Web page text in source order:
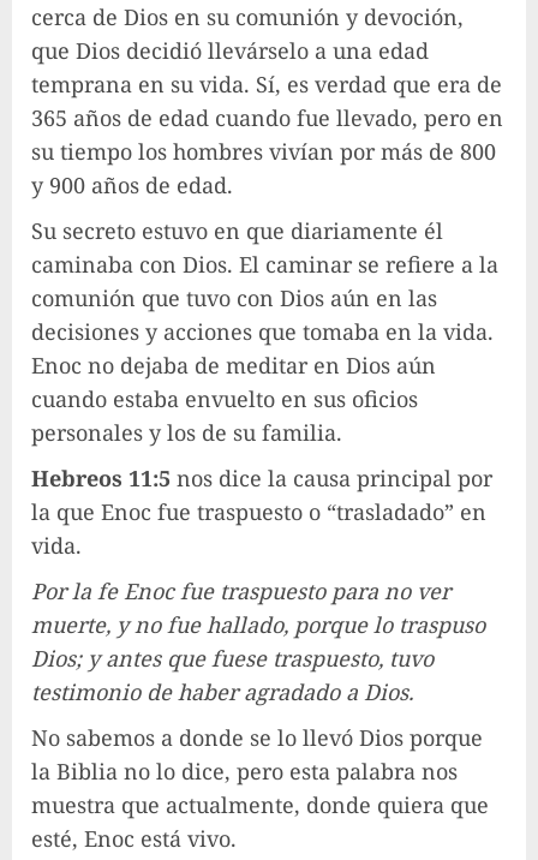
cerca de Dios en su comunión y devoción,
que Dios decidió llevárselo a una edad
temprana en su vida. Sí, es verdad que era de
365 años de edad cuando fue llevado, pero en
su tiempo los hombres vivían por más de 800
y 900 años de edad.
Su secreto estuvo en que diariamente él
caminaba con Dios. El caminar se refiere a la
comunión que tuvo con Dios aún en las
decisiones y acciones que tomaba en la vida.
Enoc no dejaba de meditar en Dios aún
cuando estaba envuelto en sus oficios
personales y los de su familia.
Hebreos 11:5 nos dice la causa principal por
la que Enoc fue traspuesto o “trasladado” en
vida.
Por la fe Enoc fue traspuesto para no ver
muerte, y no fue hallado, porque lo traspuso
Dios; y antes que fuese traspuesto, tuvo
testimonio de haber agradado a Dios.
No sabemos a donde se lo llevó Dios porque
la Biblia no lo dice, pero esta palabra nos
muestra que actualmente, donde quiera que
esté, Enoc está vivo.